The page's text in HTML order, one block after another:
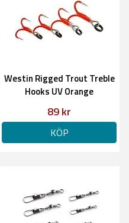
Westin Rigged Trout Treble
Hooks UV Orange
89 kr
KÖP